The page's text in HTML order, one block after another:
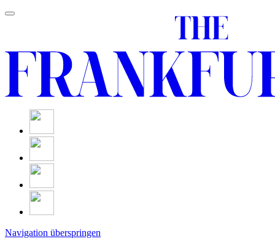
Navigation überspringen